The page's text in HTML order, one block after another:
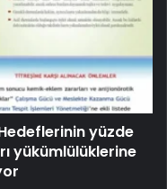
yüzde
yükümlülüklerine